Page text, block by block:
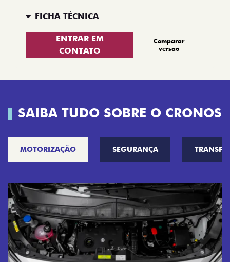
FICHA TÉCNICA
ENTRAR EM
CONTATO
Comparar
versão
SAIBA TUDO SOBRE O CRONOS
MOTORIZAÇÃO SEGURANÇA